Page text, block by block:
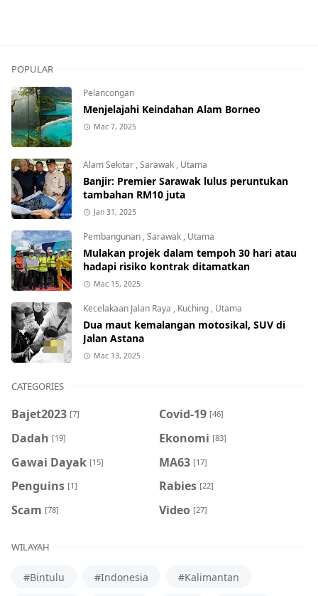
POPULAR
Pelancongan
Menjelajahi Keindahan Alam Borneo
Mac 7, 2025
Alam Sekitar ,Sarawak , Utama
Banjir: Premier Sarawak lulus peruntukan
tambahan RM10 juta
Jan 31, 2025
Pembangunan ,Sarawak , Utama
Mulakan projek dalam tempoh 30 hari atau
hadapi risiko kontrak ditamatkan
Mac 15, 2025
Kecelakaan Jalan Raya , Kuching , Utama
Dua maut kemalangan motosikal, SUV di
Jalan Astana
Mac 13, 2025
CATEGORIES
Bajet2023 [7] Covid-19 [46]
Dadah [19] Ekonomi [83]
Gawai Dayak [15] MA63 [17]
Penguins [1] Rabies [22]
Scam [78] Video [27]
WILAYAH
#Bintulu #Indonesia #Kalimantan